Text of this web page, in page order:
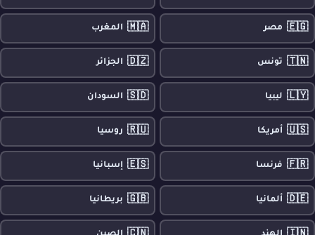
🇪🇬 مصر 🇲🇦 المغرب
🇹🇳 تونس 🇩🇿 الجزائر
🇱🇾 ليبيا 🇸🇩 السودان
🇺🇸 أمريكا 🇷🇺 روسيا
🇫🇷 فرنسا 🇪🇸 إسبانيا
🇩🇪 ألمانيا 🇬🇧 بريطانيا